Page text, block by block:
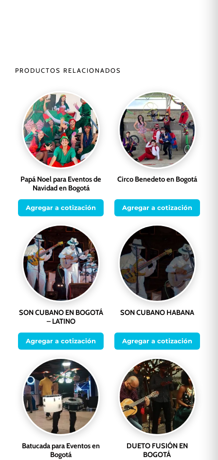
PRODUCTOS RELACIONADOS
Papá Noel para Eventos de
Navidad en Bogotá
Agregar a cotización
Circo Benedeto en Bogotá
Agregar a cotización
SON CUBANO EN BOGOTÁ
– LATINO
Agregar a cotización
SON CUBANO HABANA
Agregar a cotización
Batucada para Eventos en
Bogotá
DUETO FUSIÓN EN
BOGOTÁ